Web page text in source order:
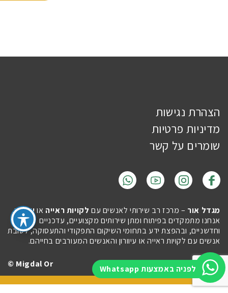
לפניה באמצעות Whatsapp
הצהרת נגישות
מדיניות פרטיות
שומרים על קשר
מגדל אור – מרכז רב שירותי לאנשים עם לקויות ראייה אועיוורון.
אנחנו מתמקדים בפיתוח ומתן שירותים מקצועיים, עדכניים
וחדשניים, ובהפצת ידע בתחומי השיקום התפקודי והתעסוקה, לטובת
אנשים עם לקויות ראייה או עיוורון והאנשים המעורבים בחייהם.
Imaginet
Migdal Or ©